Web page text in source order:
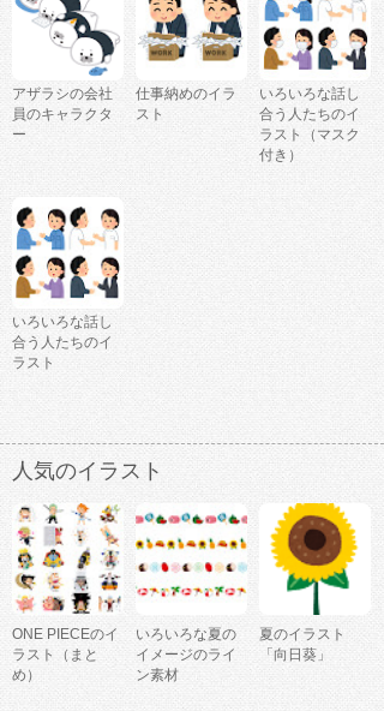
アザラシの会社
員のキャラクタ
ー
仕事納めのイラ
スト
いろいろな話し
合う人たちのイ
ラスト（マスク
付き）
いろいろな話し
合う人たちのイ
ラスト
人気のイラスト
ONE PIECEのイ
ラスト（まと
め）
いろいろな夏の
イメージのライ
ン素材
夏のイラスト
「向日葵」